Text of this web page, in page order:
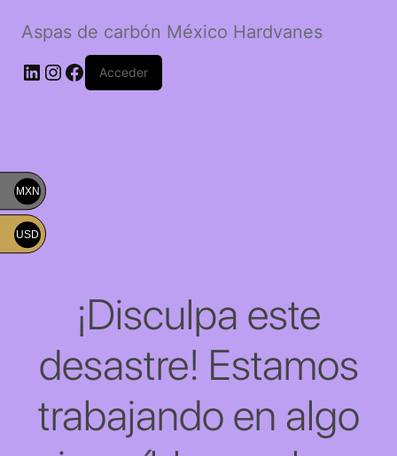
Aspas de carbón México Hardvanes
LinkedIn
Instagram
Facebook
Acceder
¡Disculpa este
desastre! Estamos
trabajando en algo
MXN
USD